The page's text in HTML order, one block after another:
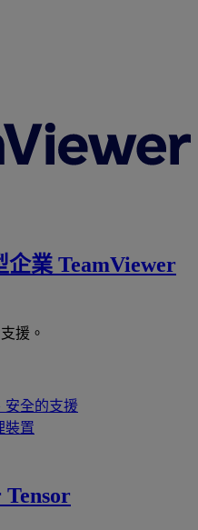
企業 TeamViewer
援。
安全的支援
裝置
Tensor